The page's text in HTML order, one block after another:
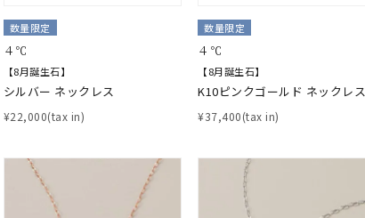
数量限定
４℃
【8月誕生石】
シルバー ネックレス
¥22,000(tax in)
数量限定
４℃
【8月誕生石】
K10ピンクゴールド ネックレス
¥37,400(tax in)